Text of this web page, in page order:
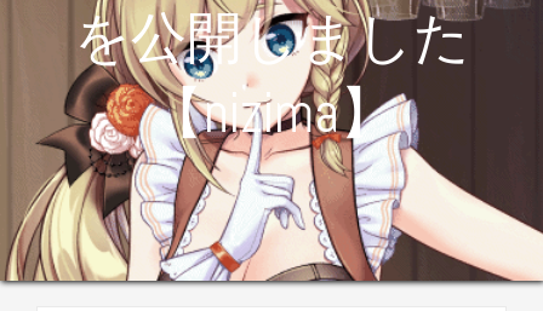
を公開しました
【nizima】